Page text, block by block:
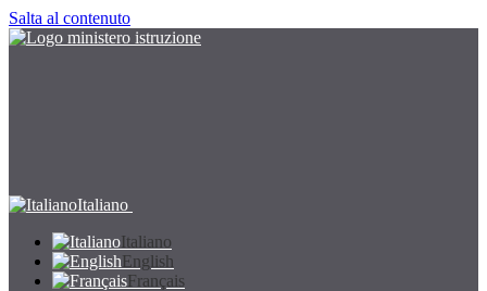
Salta al contenuto
Italiano
Italiano
English
Français